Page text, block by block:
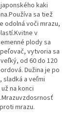
kaki
Používa sa tiež
odolná voči mrazu,
Kvitne v
plody sa
vytvoria sa
od 60 do 120
Dužina je po
a veľmi
na konci
mrazu.